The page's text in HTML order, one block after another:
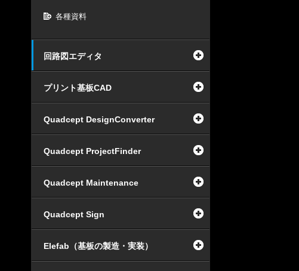
各種資料
回路図エディタ
プリント基板CAD
Quadcept DesignConverter
Quadcept ProjectFinder
Quadcept Maintenance
Quadcept Sign
Elefab（基板の製造・実装）